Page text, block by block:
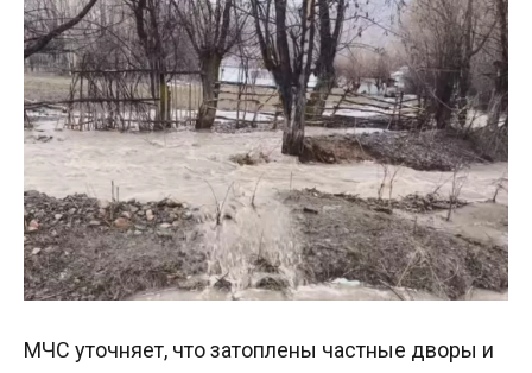
МЧС уточняет, что затоплены частные дворы и